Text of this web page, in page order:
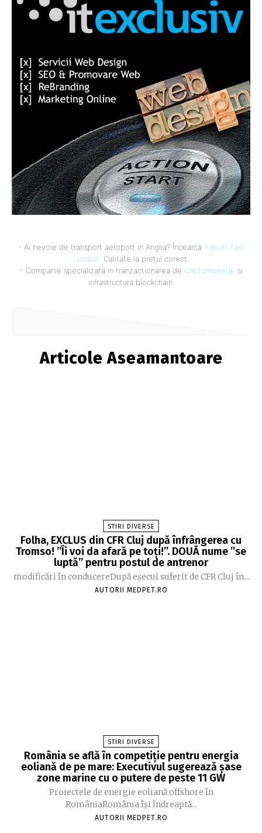
- Ai nevoie de transport aeroport in Anglia? Încearcă Airport Taxi
London. Calitate la prețul corect.
- Companie specializata in tranzactionarea de Criptomonede si
infrastructura blockchain.
Articole Aseamantoare
STIRI DIVERSE
Folha, EXCLUS din CFR Cluj după înfrângerea cu
Tromso! ”Îi voi da afară pe toți!”. DOUĂ nume ”se
luptă” pentru postul de antrenor
modificări în conducereDupă eșecul suferit de CFR Cluj în...
AUTORII MEDPET.RO
STIRI DIVERSE
România se află în competiție pentru energia
eoliană de pe mare: Executivul sugerează șase
zone marine cu o putere de peste 11 GW
Proiectele de energie eoliană offshore în
RomâniaRomânia își îndreaptă...
AUTORII MEDPET.RO